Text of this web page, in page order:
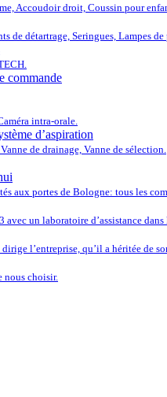
Accoudoir droit, Coussin pour
de détartrage, Seringues, Lampes
commande
intra-orale.
d’aspiration
de drainage, Vanne de sélection.
aux portes de Bologne: tous les
avec un laboratoire d’assistance
l’entreprise, qu’il a héritée de
nous choisir.